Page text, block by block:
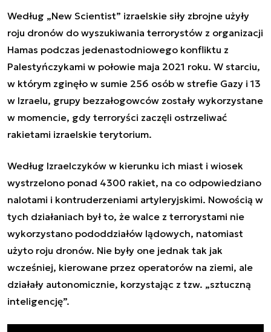
Według „New Scientist” izraelskie siły zbrojne użyły
roju dronów do wyszukiwania terrorystów z organizacji
Hamas podczas jedenastodniowego konfliktu z
Palestyńczykami w połowie maja 2021 roku. W starciu,
w którym zginęło w sumie 256 osób w strefie Gazy i 13
w Izraelu, grupy bezzałogowców zostały wykorzystane
w momencie, gdy terroryści zaczęli ostrzeliwać
rakietami izraelskie terytorium.
Według Izraelczyków w kierunku ich miast i wiosek
wystrzelono ponad 4300 rakiet, na co odpowiedziano
nalotami i kontruderzeniami artyleryjskimi. Nowością w
tych działaniach był to, że walce z terrorystami nie
wykorzystano pododdziałów lądowych, natomiast
użyto roju dronów. Nie były one jednak tak jak
wcześniej, kierowane przez operatorów na ziemi, ale
działały autonomicznie, korzystając z tzw. „sztuczną
inteligencję”.